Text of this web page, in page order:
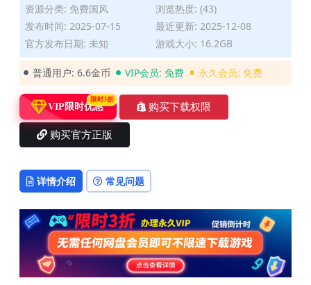
资源分类: 免费国风
浏览热度: (43)
发布时间: 2025-07-15
最近更新: 2025-12-08
官方发布日期: 未知
游戏大小: 16.2GB
普通用户: 6.6金币 VIP会员: 免费 永久会员: 免费
VIP限时优惠
限时3折
购买下载权限
购买官方正版
详情介绍 常见问题